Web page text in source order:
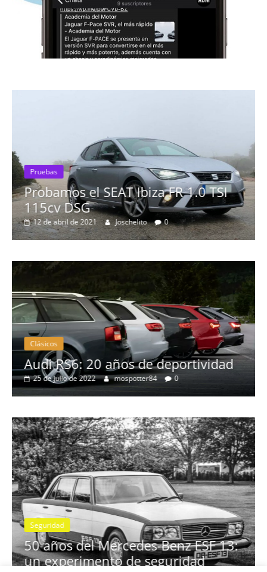
Pruebas
Probamos el SEAT Ibiza FR 1.0 TSI
115cv DSG
12 de abril de 2021 Joschelito 0
Clásicos
Audi RS6: 20 años de deportividad
25 de julio de 2022 mospotter84 0
Seguridad
50 años del Mercedes-Benz ESF 13:
un experimento de seguridad